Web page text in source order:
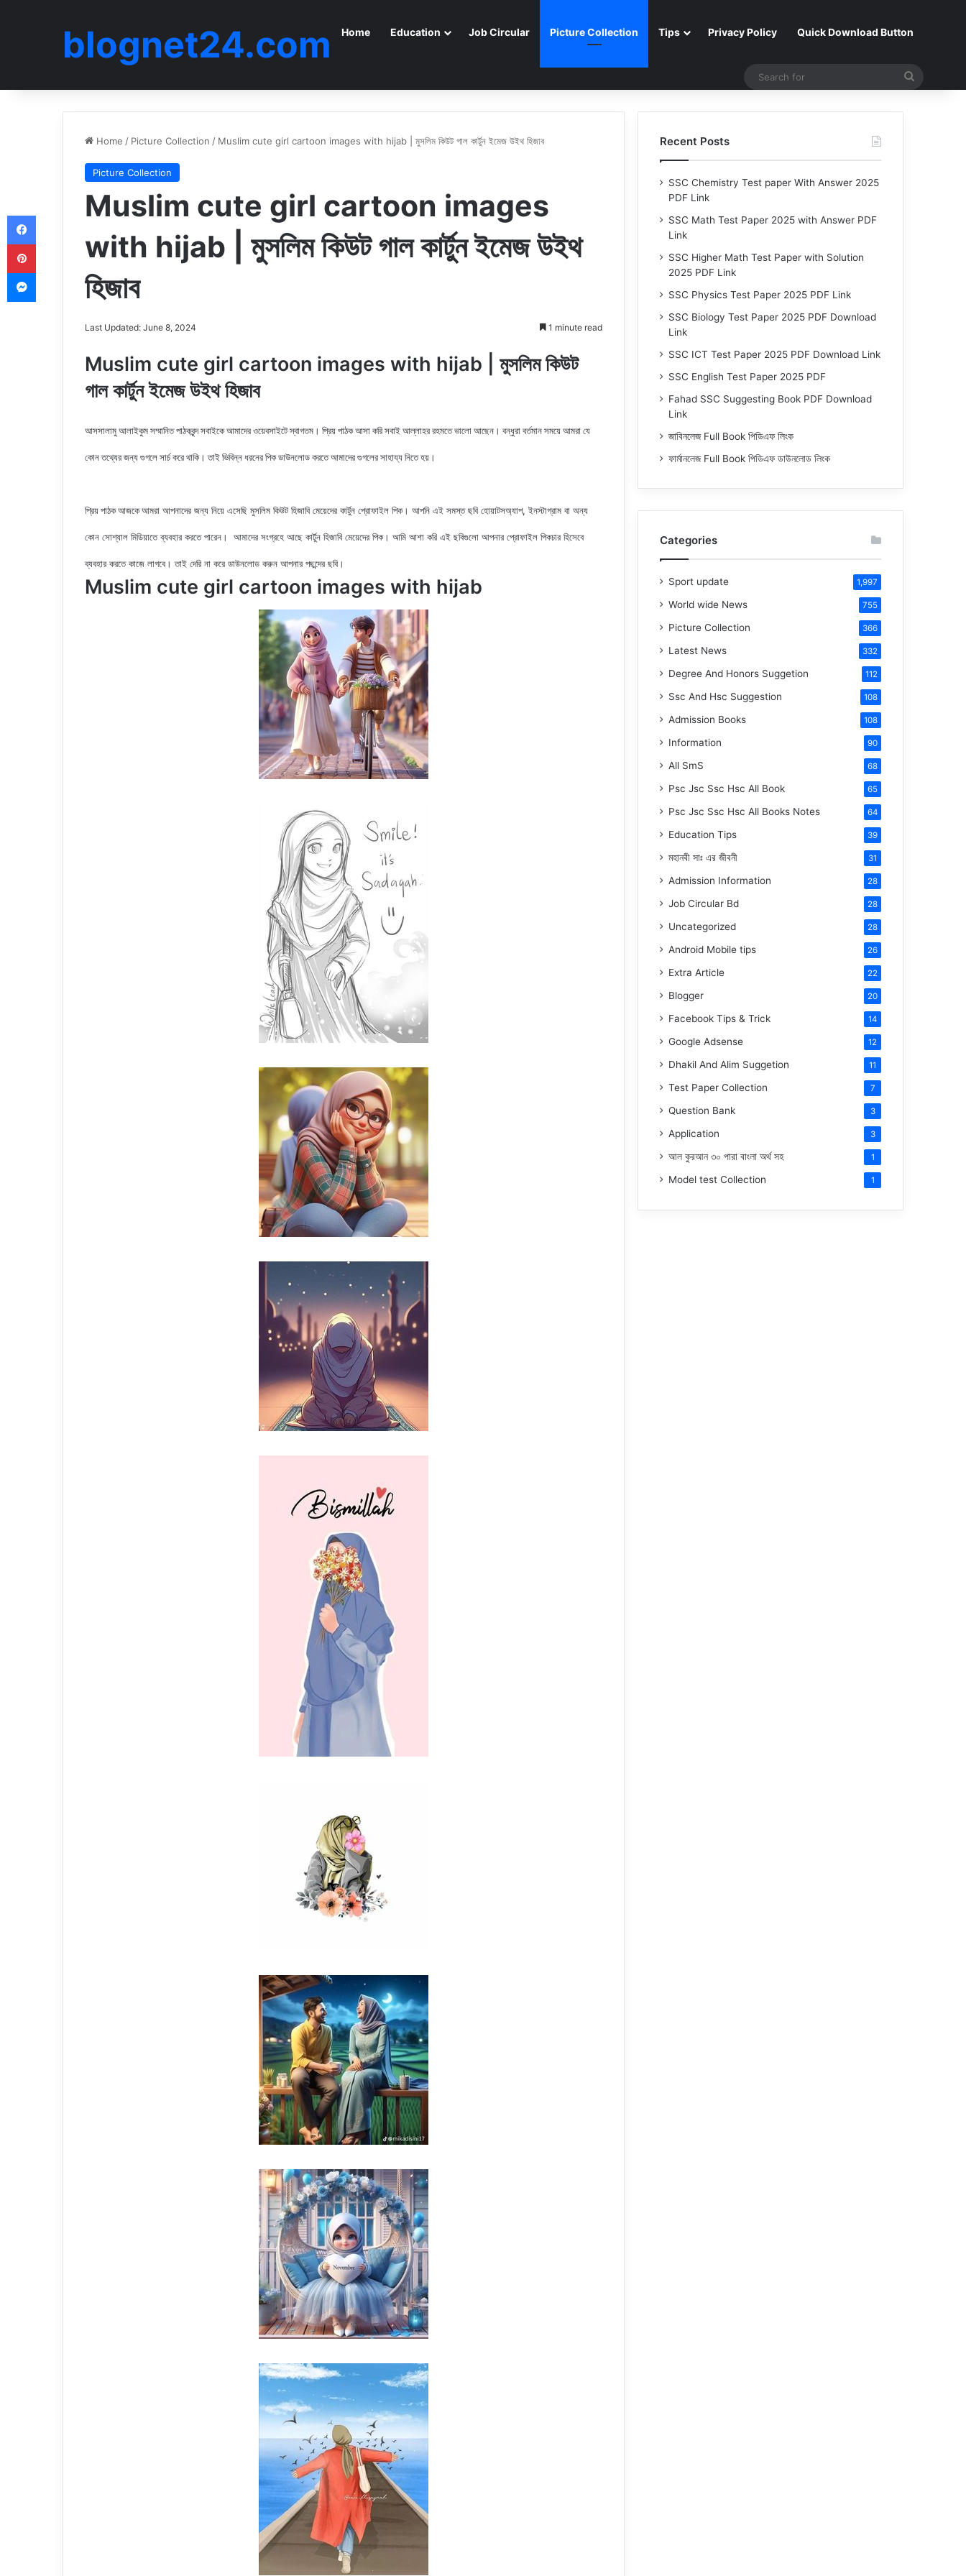
blognet24.com Home Education Job Circular Picture Collection Tips Privacy Policy Quick Download Button
Home / Picture Collection / Muslim cute girl cartoon images with hijab | মুসলিম কিউট গাল কার্টুন ইমেজ উইথ হিজাব
Picture Collection
Muslim cute girl cartoon images
with hijab | মুসলিম কিউট গাল কার্টুন ইমেজ উইথ
হিজাব
Last Updated: June 8, 2024 1 minute read
Muslim cute girl cartoon images with hijab | মুসলিম কিউট
গাল কার্টুন ইমেজ উইথ হিজাব
আসসালামু আলাইকুম সম্মানিত পাঠকবৃন্দ সবাইকে আমাদের ওয়েবসাইটে স্বাগতম। প্রিয় পাঠক আসা করি সবাই আল্লাহর রহমতে ভালো আছেন। বন্ধুরা বর্তমান সময়ে আমরা যে
কোন তথ্যের জন্য গুগলে সার্চ করে থাকি। তাই ভিবিন্ন ধরনের পিক ডাউনলোড করতে আমাদের গুগলের সাহায্য নিতে হয়।
প্রিয় পাঠক আজকেআমরা আপনাদের জন্য নিয়ে এসেছি মুসলিম কিউট হিজাবি মেয়েদের কার্টুন প্রোফাইল পিক। আপনি এই সমস্ত ছবি হোয়াটসঅ্যাপ, ইনস্টাগ্রাম বা অন্য
কোন সোশ্যাল মিডিয়াতে ব্যবহার করতে পারেন। আমাদের সংগ্রহে আছে কার্টুন হিজাবি মেয়েদের পিক। আমি আশা করি এই ছবিগুলো আপনার প্রোফাইল পিকচার হিসেবে
ব্যবহার করতে কাজে লাগবে। তাই দেরি না করে ডাউনলোড করুন আপনার পছন্দের ছবি।
Muslim cute girl cartoon images with hijab
Recent Posts
SSC Chemistry Test paper With Answer 2025
PDF Link
SSC Math Test Paper 2025 with Answer PDF
Link
SSC Higher Math Test Paper with Solution
2025 PDF Link
SSC Physics Test Paper 2025 PDF Link
SSC Biology Test Paper 2025 PDF Download
Link
SSC ICT Test Paper 2025 PDF Download Link
SSC English Test Paper 2025 PDF
Fahad SSC Suggesting Book PDF Download
Link
জাবিনলেজ Full Book পিডিএফ লিংক
ফার্মানলেজ Full Book পিডিএফ ডাউনলোড লিংক
Categories
Sport update 1,997
World wide News 755
Picture Collection 366
Latest News 332
Degree And Honors Suggetion 112
Ssc And Hsc Suggestion 108
Admission Books 108
Information 90
All SmS 68
Psc Jsc Ssc Hsc All Book 65
Psc Jsc Ssc Hsc All Books Notes 64
Education Tips 39
মহানবীসাঃ এর জীবনী 31
Admission Information 28
Job Circular Bd 28
Uncategorized 28
Android Mobile tips 26
Extra Article 22
Blogger 20
Facebook Tips & Trick 14
Google Adsense 12
Dhakil And Alim Suggetion 11
Test Paper Collection 7
Question Bank 3
Application 3
আল কুরআন ৩০ পারা বাংলা অর্থ সহ 1
Model test Collection 1
Facebook
Pinterest
Messenger